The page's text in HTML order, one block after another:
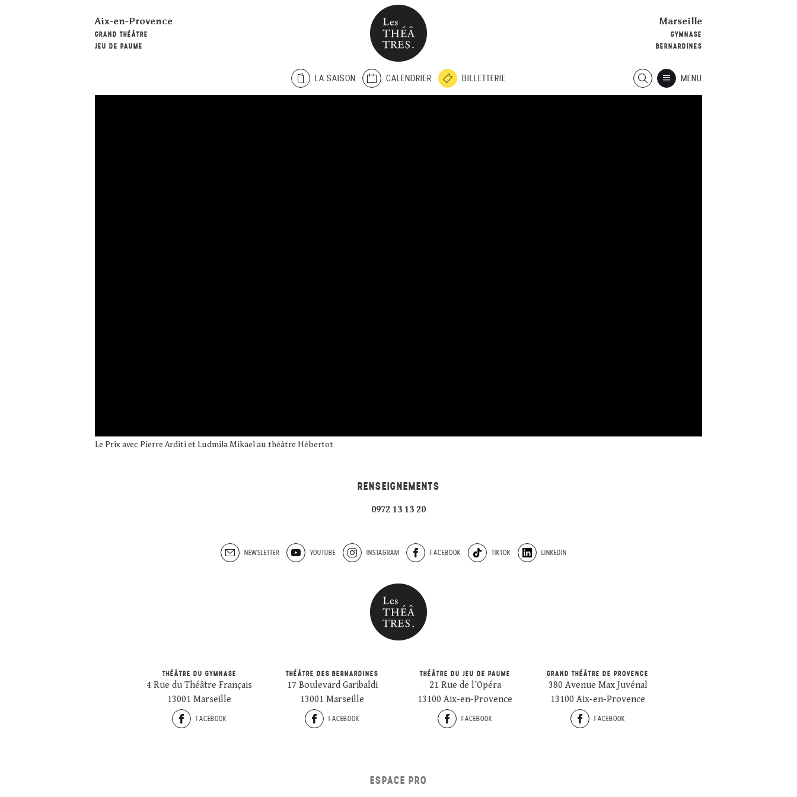
Marseille
GYMNASE
BERNARDINES
Aix-en-Provence
GRAND THÉÂTRE
JEU DE PAUME
LA SAISON CALENDRIER BILLETTERIE MENU
Le Prix avec Pierre Arditi et Ludmila Mikael au théâtre Hébertot
RENSEIGNEMENTS
0972 13 13 20
NEWSLETTER YOUTUBE INSTAGRAM FACEBOOK TIKTOK LINKEDIN
THÉÂTRE DU GYMNASE
4 Rue du Théâtre Français
13001 Marseille
FACEBOOK
THÉÂTRE DES BERNARDINES
17 Boulevard Garibaldi
13001 Marseille
FACEBOOK
THÉÂTRE DU JEU DE PAUME
21 Rue de l’Opéra
13100 Aix-en-Provence
FACEBOOK
GRAND THÉÂTRE DE PROVENCE
380 Avenue Max Juvénal
13100 Aix-en-Provence
FACEBOOK
ESPACE PRO